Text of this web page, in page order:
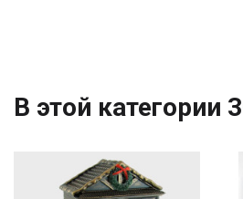
В этой категории